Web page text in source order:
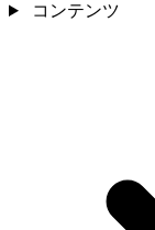
コンテンツ